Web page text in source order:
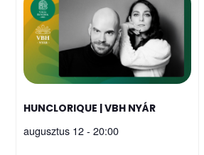
HUNCLORIQUE | VBH NYÁR
augusztus 12 - 20:00